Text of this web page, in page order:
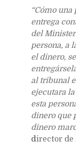
“Cómo
entrega
del
persona, a
el dinero,
al tribunal
ejecutara
esta
dinero que
dinero
director de